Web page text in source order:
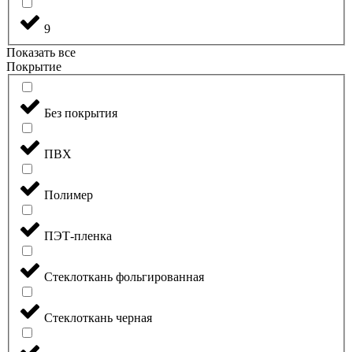
9
Показать все
Покрытие
Без покрытия
ПВХ
Полимер
ПЭТ-пленка
Стеклоткань фольгированная
Стеклоткань черная